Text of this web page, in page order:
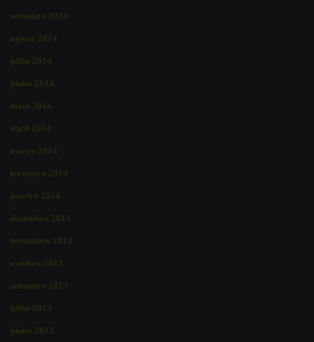
setembro 2014
agosto 2014
julho 2014
junho 2014
maio 2014
abril 2014
março 2014
fevereiro 2014
janeiro 2014
dezembro 2013
novembro 2013
outubro 2013
setembro 2013
julho 2013
junho 2013